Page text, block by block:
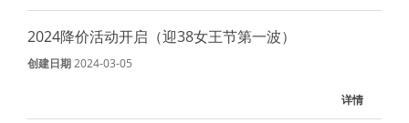
2024降价活动开启（迎38女王节第一波）
创建日期2024-03-05
详情